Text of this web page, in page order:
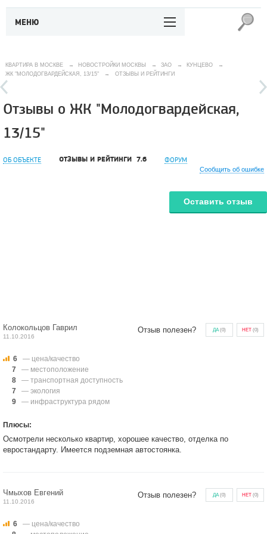
МЕНЮ
КВАРТИРА В МОСКВЕ → НОВОСТРОЙКИ МОСКВЫ → ЗАО → КУНЦЕВО
→
ЖК "МОЛОДОГВАРДЕЙСКАЯ, 13/15"
→ ОТЗЫВЫ И РЕЙТИНГИ
Отзывы о ЖК "Молодогвардейская,
13/15"
ОБ ОБЪЕКТЕ ОТЗЫВЫ И РЕЙТИНГИ 7.6 ФОРУМ
Сообщить об ошибке
Оставить отзыв
Колокольцов Гаврил
11.10.2016
Отзыв полезен? ДА(0) НЕТ (0)
6
— цена/качество
7
— местоположение
8
— транспортная доступность
7
— экология
9
— инфраструктура рядом
Плюсы:
Осмотрели несколько квартир, хорошее качество, отделка по
евростандарту. Имеется подземная автостоянка.
Чмыхов Евгений
11.10.2016
Отзыв полезен? ДА(0) НЕТ (0)
6
— цена/качество